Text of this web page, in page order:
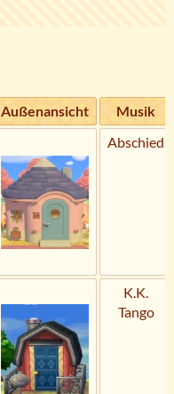
Außenansicht
Musik
Abschied
K.K.
Tango